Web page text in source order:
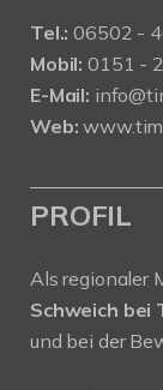
Tel.: 06502 -
Mobil: 0151 -
E-Mail:
Web:
PROFIL
Als regionaler
Schweich bei
und bei der